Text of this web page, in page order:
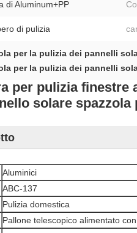
di Aluminum+PP
di pulizia
per la pulizia dei pannelli
per la pulizia dei pannelli
per pulizia
solare
Aluminici
ABC-137
Pulizia domestica
Pallone telescopico alimentato